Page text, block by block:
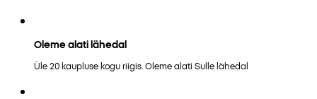
Oleme alati lähedal
Üle 20 kaupluse kogu riigis. Oleme alati Sulle lähedal